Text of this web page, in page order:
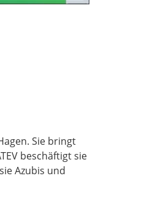
Sie bringt
beschäftigt sie
Azubis und